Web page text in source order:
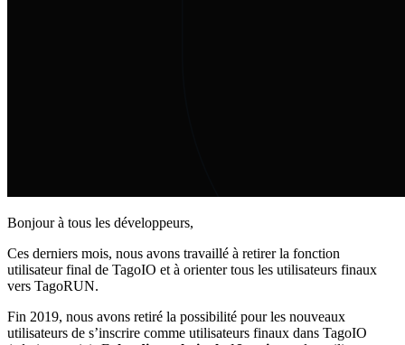
Bonjour à tous les développeurs,
Ces derniers mois, nous avons travaillé à retirer la fonction
utilisateur final de TagoIO et à orienter tous les utilisateurs finaux
vers TagoRUN.
Fin 2019, nous avons retiré la possibilité pour les nouveaux
utilisateurs de s’inscrire comme utilisateurs finaux dans TagoIO